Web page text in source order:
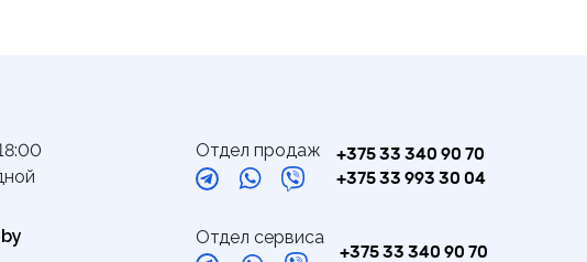
Отдел продаж
+375 33 340 90 70
+375 33 993 30 04
Отдел сервиса
+375 33 340 90 70